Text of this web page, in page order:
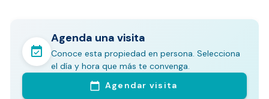
En pocos minutos avalúa con este Análisis
Comparativo de Mercado (inicialmente
Bogotá y Medellín)
event_available
Agenda una visita
Conoce esta propiedad en persona. Selecciona
el día y hora que más te convenga.
calendar_today Agendar visita